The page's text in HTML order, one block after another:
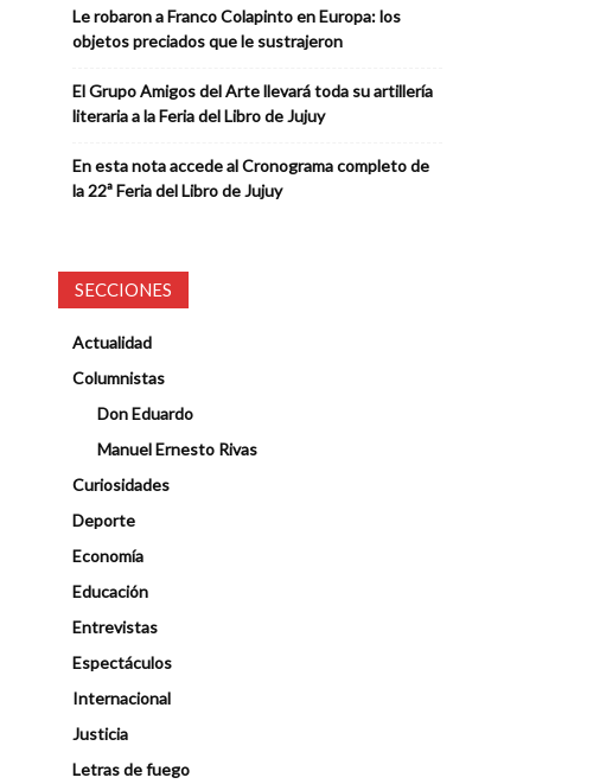
Le robaron a Franco Colapinto en Europa: los
objetos preciados que le sustrajeron
El Grupo Amigos del Arte llevará toda su artillería
literaria a la Feria del Libro de Jujuy
En esta nota accede al Cronograma completo de
la 22ª Feria del Libro de Jujuy
SECCIONES
Actualidad
Columnistas
Don Eduardo
Manuel Ernesto Rivas
Curiosidades
Deporte
Economía
Educación
Entrevistas
Espectáculos
Internacional
Justicia
Letras de fuego